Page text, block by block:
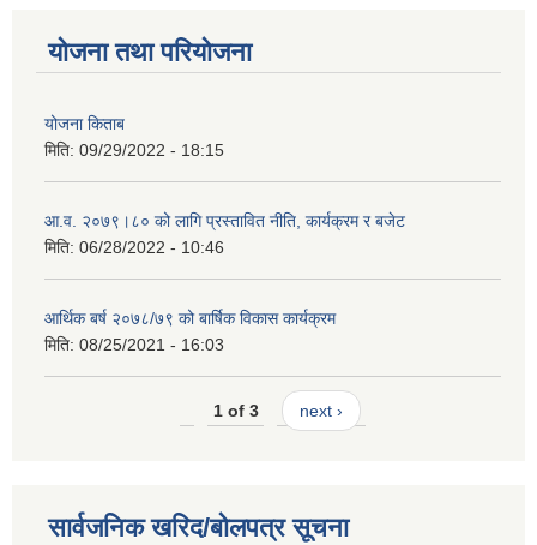
योजना तथा परियोजना
योजना किताब
मिति: 09/29/2022 - 18:15
आ.व. २०७९।८० को लागि प्रस्तावित नीति, कार्यक्रम र बजेट
मिति: 06/28/2022 - 10:46
आर्थिक बर्ष २०७८/७९ को बार्षिक विकास कार्यक्रम
मिति: 08/25/2021 - 16:03
1 of 3 next ›
सार्वजनिक खरिद/बोलपत्र सूचना